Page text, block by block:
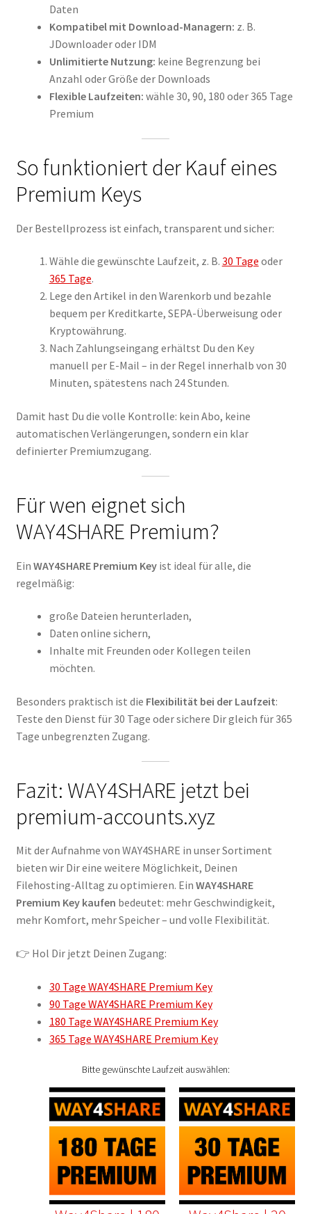
Daten
Kompatibel mit Download-Managern: z. B.
JDownloader oder IDM
Unlimitierte Nutzung: keine Begrenzung bei
Anzahl oder Größe der Downloads
Flexible Laufzeiten: wähle 30, 90, 180 oder 365 Tage
Premium
So funktioniert der Kauf eines
Premium Keys
Der Bestellprozess ist einfach, transparent und sicher:
Wähle die gewünschte Laufzeit, z. B. 30 Tage oder
365 Tage.
Lege den Artikel in den Warenkorb und bezahle
bequem per Kreditkarte, SEPA-Überweisung oder
Kryptowährung.
Nach Zahlungseingang erhältst Du den Key
manuell per E-Mail – in der Regel innerhalb von 30
Minuten, spätestens nach 24 Stunden.
Damit hast Du die volle Kontrolle: kein Abo, keine
automatischen Verlängerungen, sondern ein klar
definierter Premiumzugang.
Für wen eignet sich
WAY4SHARE Premium?
Ein WAY4SHARE Premium Keyist ideal für alle, die
regelmäßig:
große Dateien herunterladen,
Daten online sichern,
Inhalte mit Freunden oder Kollegen teilen
möchten.
Besonders praktisch ist die Flexibilität bei der Laufzeit:
Teste den Dienst für 30 Tage oder sichere Dir gleich für 365
Tage unbegrenzten Zugang.
Fazit: WAY4SHARE jetzt bei
premium-accounts.xyz
Mit der Aufnahme von WAY4SHARE in unser Sortiment
bieten wir Dir eine weitere Möglichkeit, Deinen
Filehosting-Alltag zu optimieren. Ein WAY4SHARE
Premium Key kaufen bedeutet: mehr Geschwindigkeit,
mehr Komfort, mehr Speicher – und volle Flexibilität.
👉 Hol Dir jetzt Deinen Zugang:
30 Tage WAY4SHARE Premium Key
90 Tage WAY4SHARE Premium Key
180 Tage WAY4SHARE Premium Key
365 Tage WAY4SHARE Premium Key
Bitte gewünschte Laufzeit auswählen: